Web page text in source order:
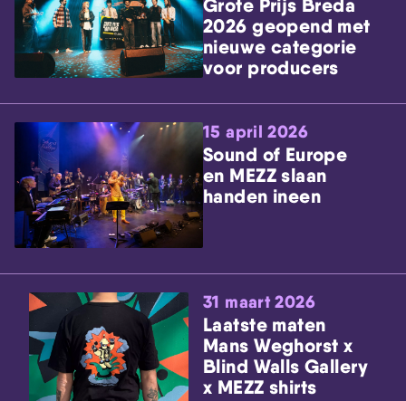
Grote Prijs Breda
2026 geopend met
nieuwe categorie
voor producers
15 april 2026
Sound of Europe
en MEZZ slaan
handen ineen
31 maart 2026
Laatste maten
Mans Weghorst x
Blind Walls Gallery
x MEZZ shirts